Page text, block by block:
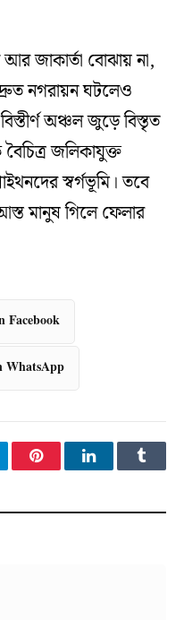
জাকার্তা বোঝায় না,
নগরায়ন ঘটলেও
অঞ্চল জুড়ে বিস্তৃত
জলিকাযুক্ত
স্বর্গভূমি। তবে
মানুষ গিলে ফেলার
Facebook
WhatsApp
PinterestLinkedIn